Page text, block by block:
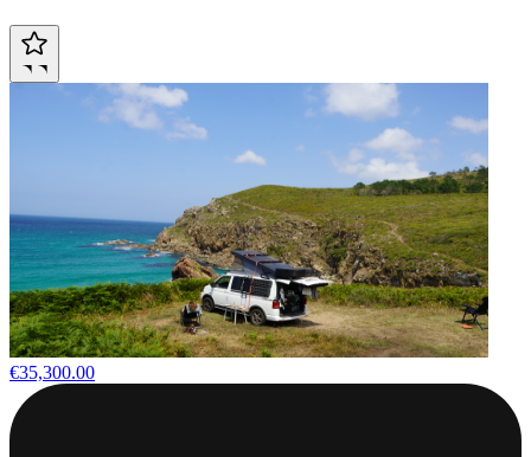
€35,300.00